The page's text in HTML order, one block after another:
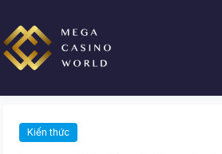
đến
phần
nội
dung
Kiến thức